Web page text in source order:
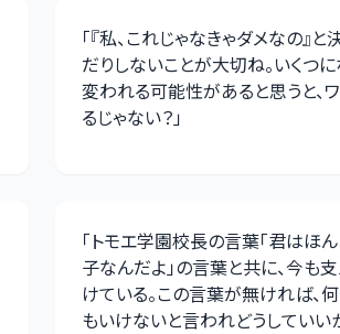
「『私、これじゃなきゃダメなの』
だりしないことが大切ね。いくつ
変われる可能性があると思うと、
るじゃない？」
「トモエ学園校長の言葉「君はほ
子なんだよ」の言葉と共に、今も
けている。この言葉が無ければ、
もいけないと言われどうしていい